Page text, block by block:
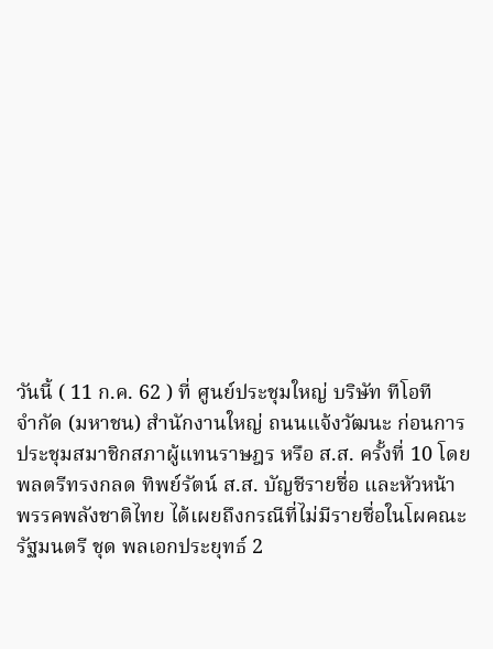
วันนี้ ( 11 ก.ค. 62 ) ที่ ศูนย์ประชุมใหญ่ บริษัท ทีโอที
จำกัด (มหาชน) สำนักงานใหญ่ ถนนแจ้งวัฒนะ ก่อนการ
ประชุมสมาชิกสภาผู้แทนราษฎร หรือ ส.ส. ครั้งที่ 10 โดย
พลตรีทรงกลด ทิพย์รัตน์ ส.ส. บัญชีรายชื่อ และหัวหน้า
พรรคพลังชาติไทย ได้เผยถึงกรณีที่ไม่มีรายชื่อในโผคณะ
รัฐมนตรี ชุด พลเอกประยุทธ์ 2